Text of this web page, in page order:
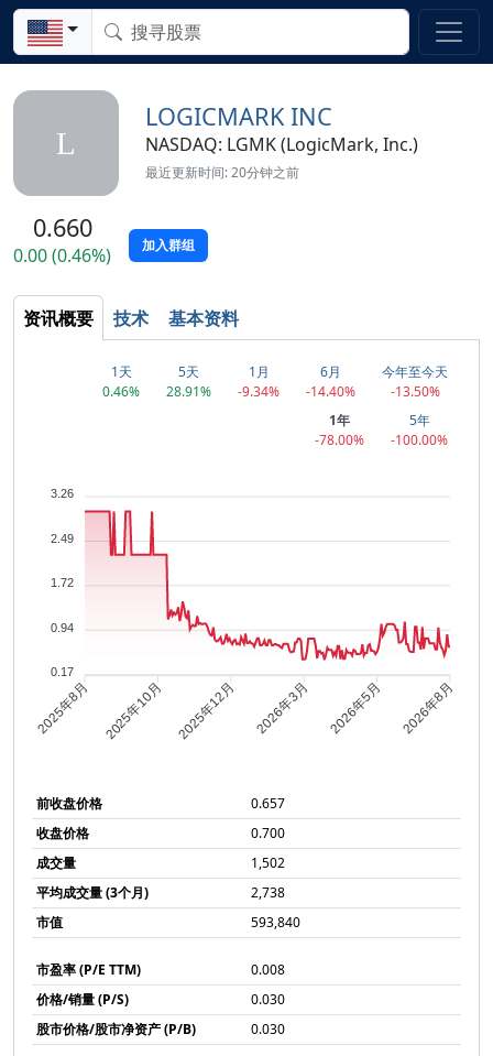
L
LOGICMARK INC
NASDAQ: LGMK (LogicMark, Inc.)
最近更新时间: 20分钟之前
0.660
0.00 (0.46%) 加入群组
资讯概要 技术 基本资料
1天
0.46%
5天
28.91%
1月
-9.34%
6月
-14.40%
今年至今天
-13.50%
1年
-78.00%
5年
-100.00%
3.26
2.49
1.72
0.94
0.17
2025年8月 2025年10月 2025年12月 2026年3月 2026年5月 2026年8月
前收盘价格
0.657
收盘价格
0.700
成交量
1,502
平均成交量 (3个月)
2,738
市值
593,840
市盈率 (P/E TTM)
0.008
价格/销量 (P/S)
0.030
股市价格/股市净资产 (P/B)
0.030